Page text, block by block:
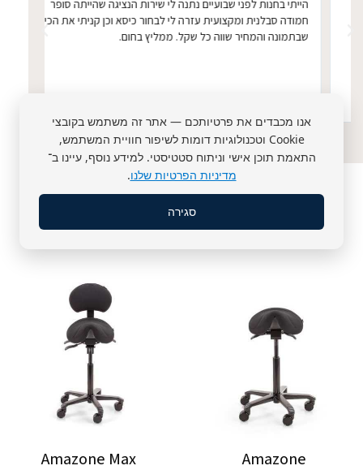
אנו מכבדים את פרטיותכם — אתר זה משתמש בקובצי
Cookie וטכנולוגיות דומות לשיפור חוויית המשתמש,
התאמת תוכן אישי וניתוח סטטיסטי. למידע נוסף, עיינו ב־
מדיניות הפרטיות שלנו.
סגירה
הייתי בחנות לפני שבועיים נתנה לי שירות הנציגה שהייתה סופר
חמודה סבלנית ומקצועית עזרה לי לבחור כיסא וכן קניתי את הכיסא
שבתמונה והמחיר שווה כל שקל. ממליץ בחום.
מוצרים קשורים
Amazone
Amazone Max